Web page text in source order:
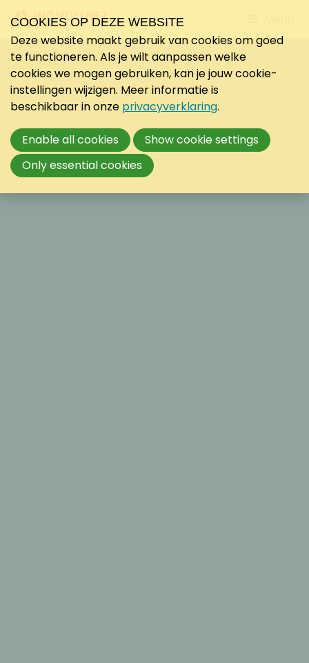
to
COOKIES OP DEZE WEBSITE
Deze website maakt gebruik van cookies om goed
te functioneren. Als je wilt aanpassen welke
cookies we mogen gebruiken, kan je jouw cookie-
instellingen wijzigen. Meer informatie is
beschikbaar in onze privacyverklaring.
Enable all cookies
Show cookie settings
Only essential cookies